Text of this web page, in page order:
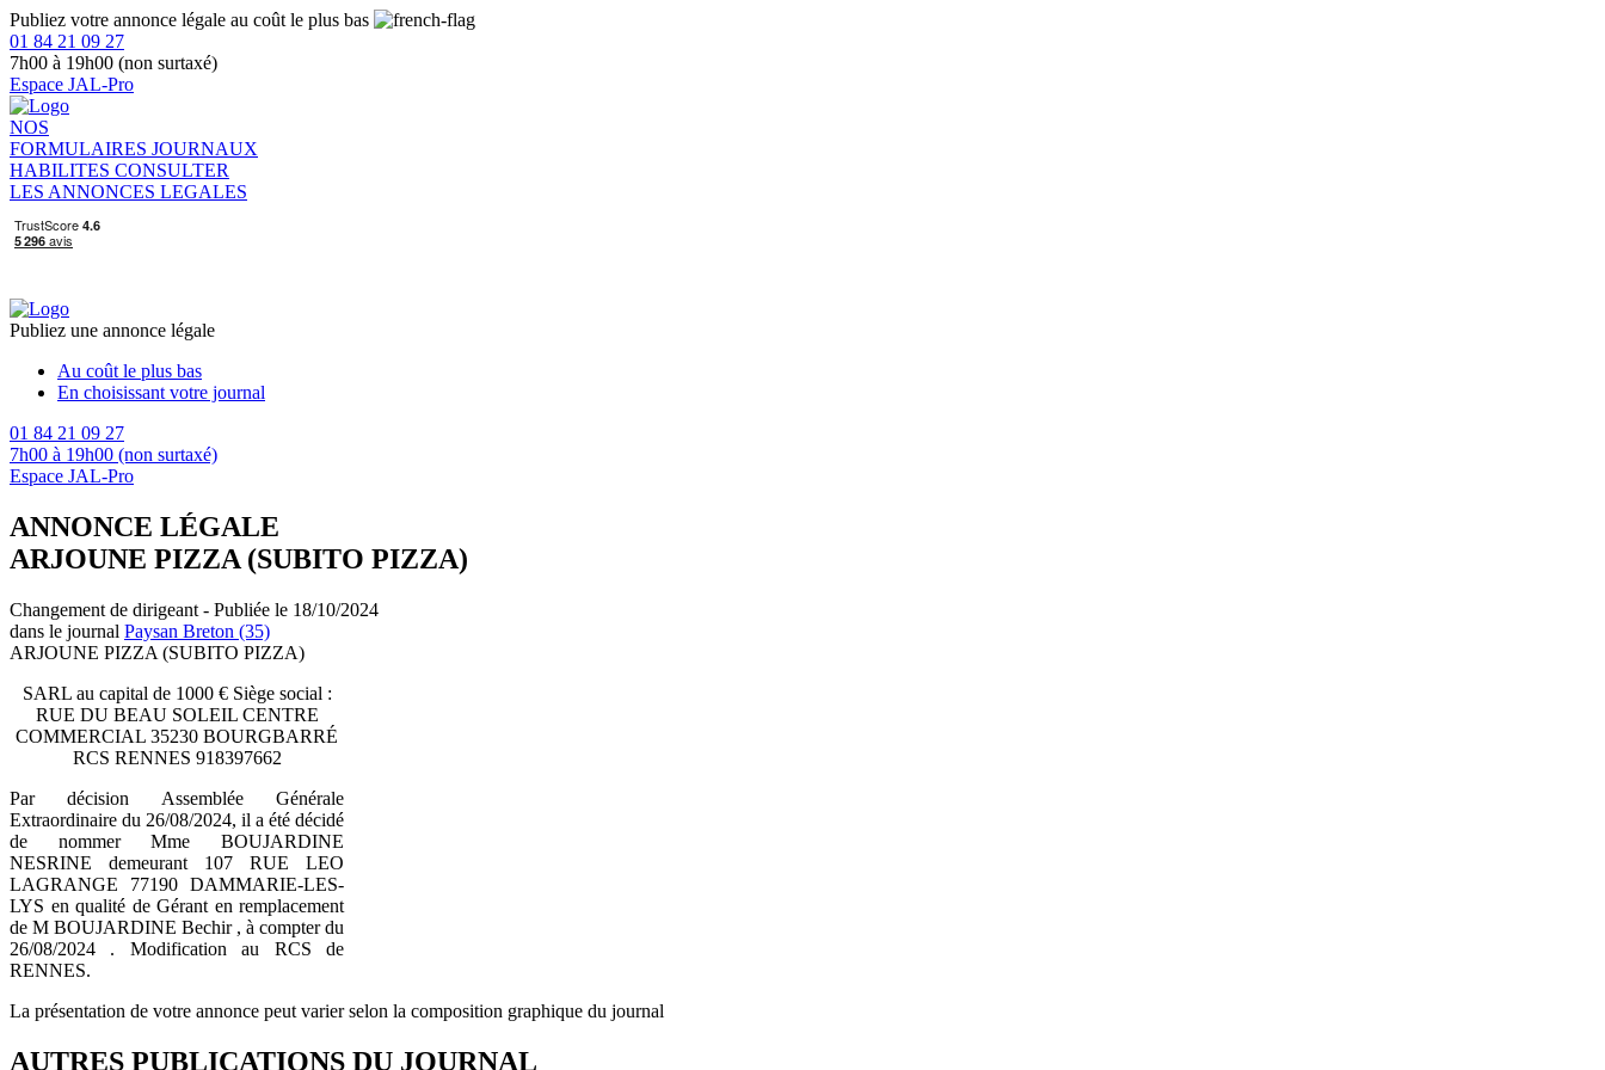
Publiez votre annonce légale au coût le plus bas
01 84 21 09 27
7h00 à 19h00 (non surtaxé)
Espace JAL-Pro
NOS
FORMULAIRES JOURNAUX
HABILITES CONSULTER
LES ANNONCES LEGALES
Publiez une annonce légale
Au coût le plus bas
En choisissant votre journal
01 84 21 09 27
7h00 à 19h00 (non surtaxé)
Espace JAL-Pro
ANNONCE LÉGALE
ARJOUNE PIZZA (SUBITO PIZZA)
Changement de dirigeant - Publiée le 18/10/2024
dans le journal Paysan Breton (35)
ARJOUNE PIZZA (SUBITO PIZZA)
SARL au capital de 1000 € Siège social :
RUE DU BEAU SOLEIL CENTRE
COMMERCIAL 35230 BOURGBARRÉ
RCS RENNES 918397662
Par décision Assemblée Générale
Extraordinaire du 26/08/2024, il a été décidé
de nommer Mme BOUJARDINE
NESRINE demeurant 107 RUE LEO
LAGRANGE 77190 DAMMARIE-LES-
LYS en qualité de Gérant en remplacement
de M BOUJARDINE Bechir , à compter du
26/08/2024 . Modification au RCS de
RENNES.
La présentation de votre annonce peut varier selon la composition graphique du journal
AUTRES PUBLICATIONS DU JOURNAL